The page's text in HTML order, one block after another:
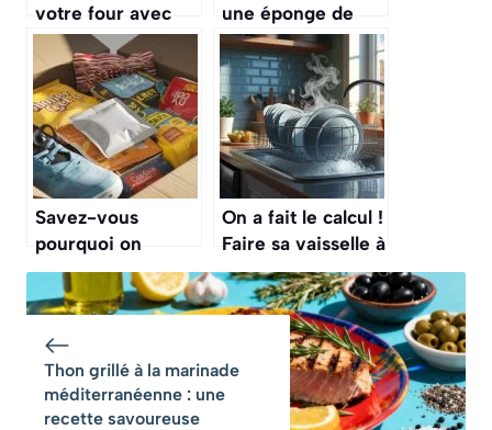
votre four avec
une pastille de
lave-vaisselle
une éponge de
cuisine au lave-
vaisselle ?
Savez-vous
pourquoi on
trouve parfois un
sachet de gel de
silice dans les
produits secs ? Ne
le jetez pas !
On a fait le calcul !
Faire sa vaisselle à
la main est-il plus
écolo que le lave-
vaisselle ? Vous
allez être surpris
par la réponse
Thon grillé à la marinade
méditerranéenne : une
recette savoureuse